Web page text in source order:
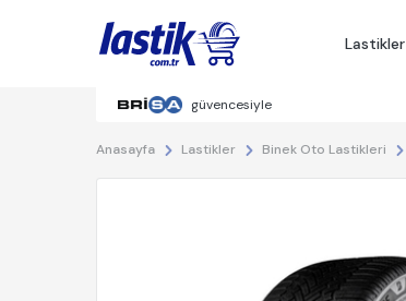
Lastikler
güvencesiyle
Anasayfa Lastikler Binek Oto Lastikleri